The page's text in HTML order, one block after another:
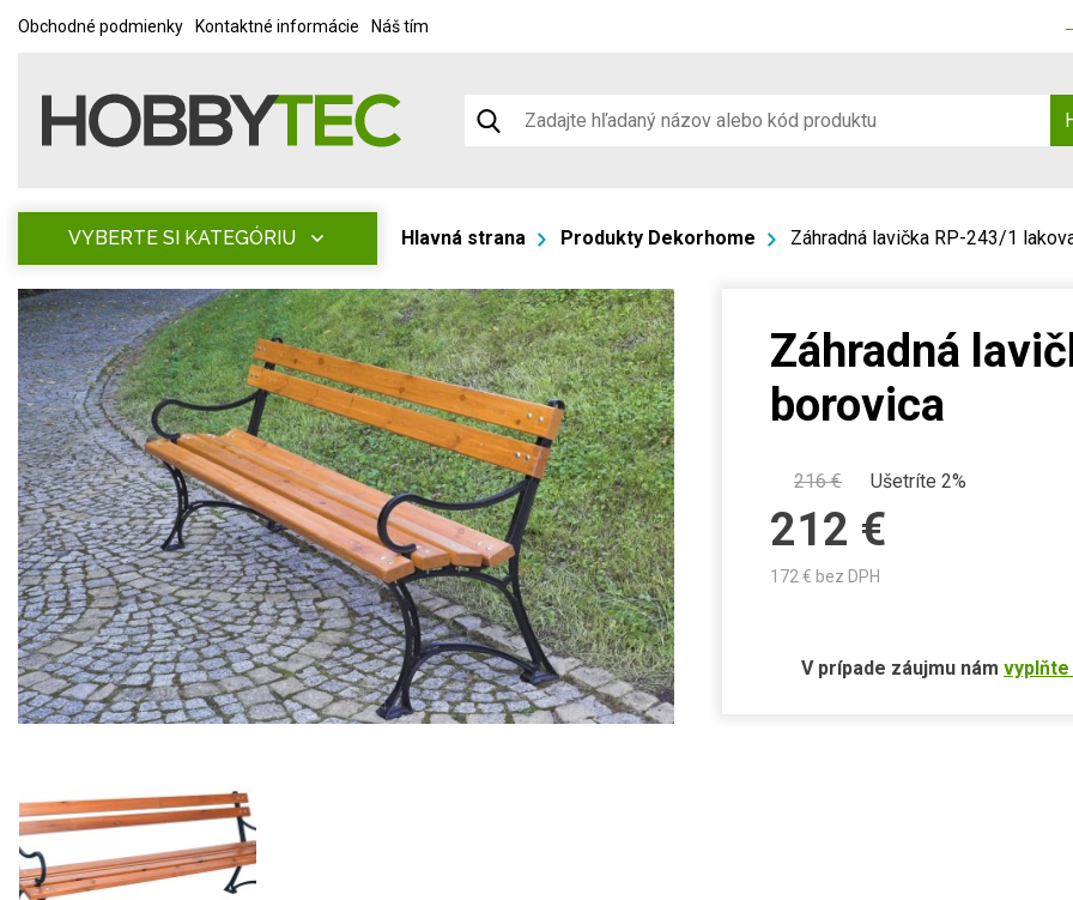
Obchodné podmienky Kontaktné informácie Náš tím
VYBERTE SI KATEGÓRIU Hlavná strana Produkty Dekorhome Záhradná lavička RP-243/1
Záhradná
borovica
216€ Ušetríte 2%
212 €
172 € bez DPH
V prípade záujmu nám